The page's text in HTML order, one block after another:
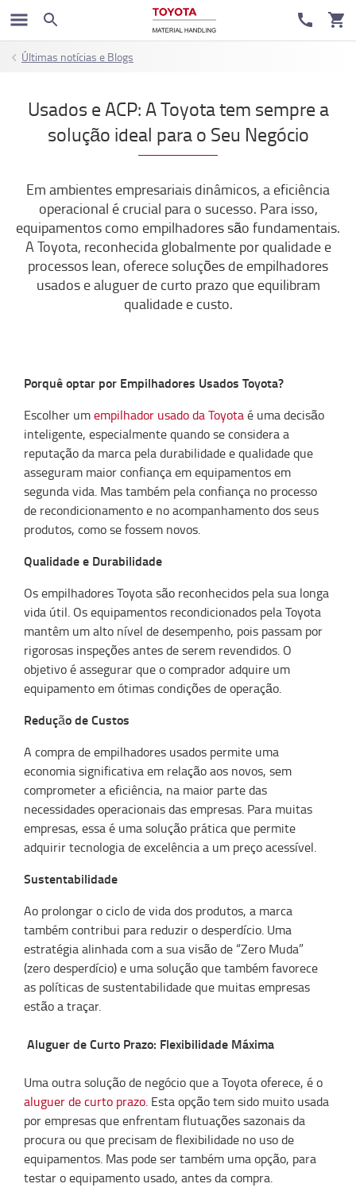
Últimas notícias e Blogs
Usados e ACP: A Toyota tem sempre a
solução ideal para o Seu Negócio
Em ambientes empresariais dinâmicos, a eficiência
operacional é crucial para o sucesso. Para isso,
equipamentos como empilhadores são fundamentais.
A Toyota, reconhecida globalmente por qualidade e
processos lean, oferece soluções de empilhadores
usados e aluguer de curto prazo que equilibram
qualidade e custo.
Porquê optar por Empilhadores Usados Toyota?
Escolher umempilhador usado da Toyotaé uma decisão
inteligente, especialmente quando se considera a
reputação da marca pela durabilidade e qualidade que
asseguram maior confiança em equipamentos em
segunda vida. Mas também pela confiança no processo
de recondicionamento e no acompanhamento dos seus
produtos, como se fossem novos.
Qualidade e Durabilidade
Os empilhadores Toyota são reconhecidos pela sua longa
vida útil. Os equipamentos recondicionados pela Toyota
mantêm um alto nível de desempenho, pois passam por
rigorosas inspeções antes de serem revendidos. O
objetivo é assegurar que o comprador adquire um
equipamento em ótimas condições de operação.
Redução de Custos
A compra de empilhadores usados permite uma
economia significativa em relação aos novos, sem
comprometer a eficiência, na maior parte das
necessidades operacionais das empresas. Para muitas
empresas, essa é uma solução prática que permite
adquirir tecnologia de excelência a um preço acessível.
Sustentabilidade
Ao prolongar o ciclo de vida dos produtos, a marca
também contribui para reduzir o desperdício. Uma
estratégia alinhada com a sua visão de “Zero Muda”
(zero desperdício) e uma solução que também favorece
as políticas de sustentabilidade que muitas empresas
estão a traçar.
Aluguer de Curto Prazo: Flexibilidade Máxima
Uma outra solução de negócio que a Toyota oferece, é o
aluguer de curto prazo. Esta opção tem sido muito usada
por empresas que enfrentam flutuações sazonais da
procura ou que precisam de flexibilidade no uso de
equipamentos. Mas pode ser também uma opção, para
testar o equipamento usado, antes da compra.